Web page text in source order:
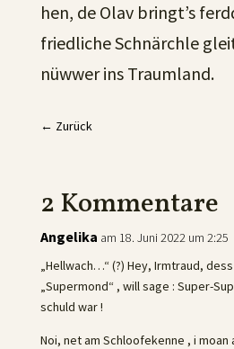
hen, de Olav bringt’s
friedliche Schnärchle
nüwwer ins Traumland.
← Zurück
2 Kommentare
Angelika am 18. Juni 2022 um 2:25
„Hellwach…“ (?) Hey, Irmtraud,
„Supermond“ , will sage : Super-
schuld war !
Noi, net am Schloofekenne , i moan